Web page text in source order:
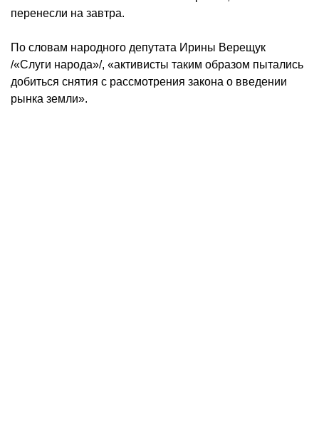
перенесли на завтра.
По словам народного депутата Ирины Верещук
/«Слуги народа»/, «активисты таким образом пытались
добиться снятия с рассмотрения закона о введении
рынка земли».